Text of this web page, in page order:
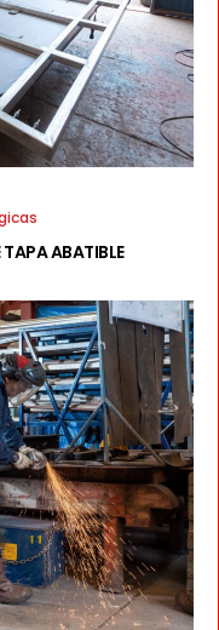
ABATIBLE